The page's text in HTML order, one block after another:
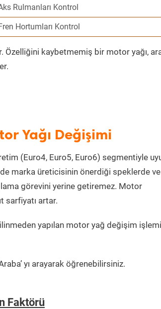
Rulmanları Kontrol
Hortumları Kontrol
Özelliğini kaybetmemiş bir motor yağı,
Yağı Değişimi
(Euro4, Euro5, Euro6) segmentiyle
marka üreticisinin önerdiği speklerde ve
görevini yerine getiremez. Motor
sarfiyatı artar.
yapılan motor yağ değişim
yı arayarak öğrenebilirsiniz.
Faktörü